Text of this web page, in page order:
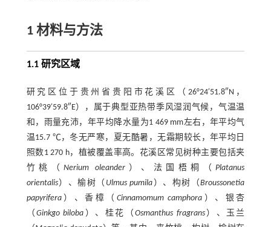
1 材料与方法
1.1 研究区域
研究区位于贵州省贵阳市花溪区（26°24′51.8″N，
106°39′59.8″E），属于典型亚热带季风湿润气候，气温温
和，雨量充沛，年平均降水量为1 469 mm左右，年平均气
温15.7 ℃，冬无严寒，夏无酷暑，无霜期较长，年平均日
照数1 270 h，植被覆盖率高。花溪区常见树种主要包括夹
竹桃（Nerium oleander）、法国梧桐（Platanus
orientalis）、榆树（ Ulmus pumila ）、构树（Broussonetia
papyrifera）、香樟（ Cinnamomum camphora ）、银杏
（Ginkgo biloba ）、桂花（Osmanthus fragrans）、玉兰